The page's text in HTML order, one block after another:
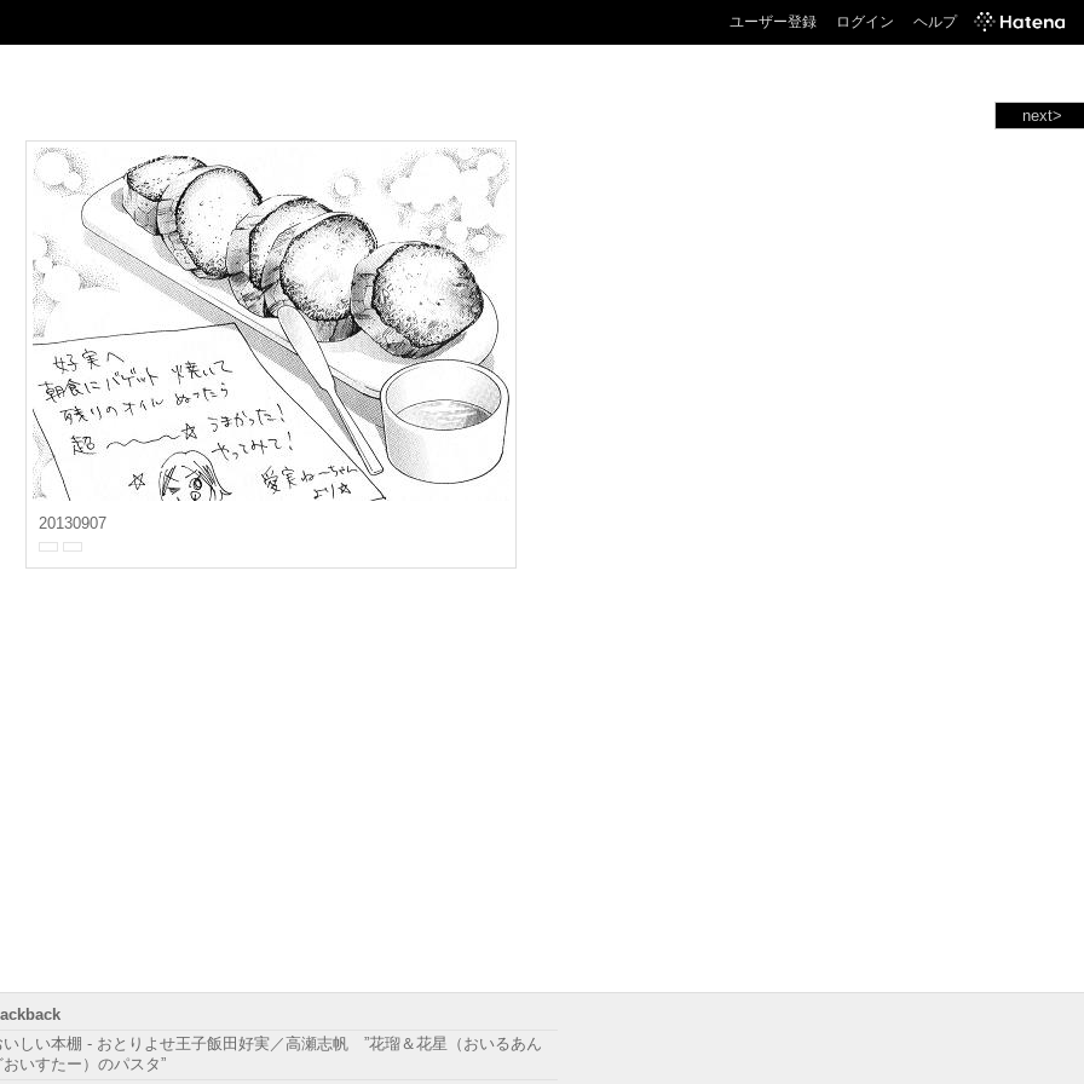
ユーザー登録 ログイン ヘルプ
next>
20130907
いしい本棚 - おとりよせ王子飯田好実／高瀬志帆 ”花瑠＆花星（おいるあん
いすたー）のパスタ”